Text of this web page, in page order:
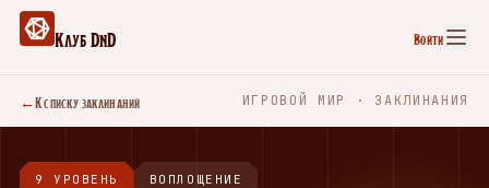
Клуб DnD Войти
←К списку заклинаний ИГРОВОЙ МИР · ЗАКЛИНАНИЯ
9 УРОВЕНЬ ВОПЛОЩЕНИЕ